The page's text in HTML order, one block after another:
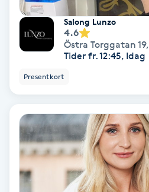
Fettreducering
Fibromassage
Fillers
Fotmassage
Fotsvamp
Salong Lunzo
4.6
Östra Torggatan 19,
Tider fr. 12:45, Idag
Presentkort